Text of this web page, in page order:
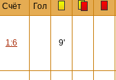
Счёт Гол
1:6 9'